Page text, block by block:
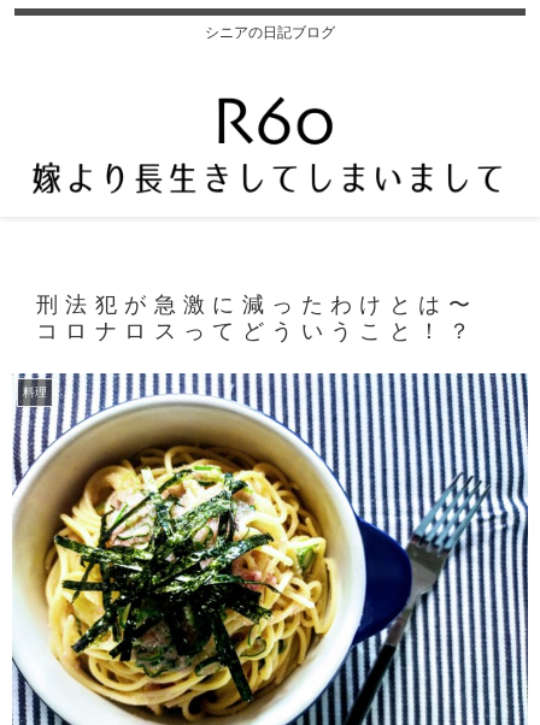
シニアの日記ブログ
刑法犯が急激に減ったわけとは〜
コロナロスってどういうこと！？
料理